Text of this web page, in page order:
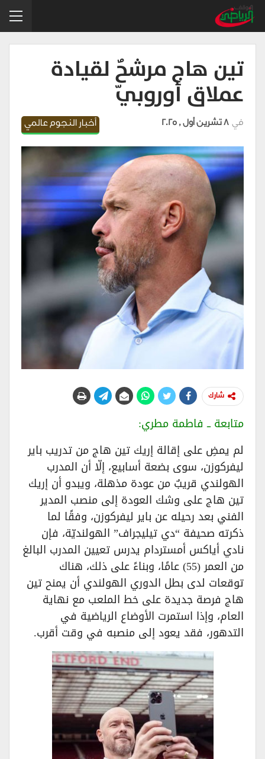
تين هاج مرشحٌ لقيادة
عملاق أوروبيّ
أخبار النجوم عالمي في 8 تشرين أول , 2025
شارك
متابعة ــ فاطمة مطري:
لم يمضِ على إقالة إريك تين هاج من تدريب باير
ليفركوزن، سوى بضعة أسابيع، إلّا أن المدرب
الهولندي قريبٌ من عودة مذهلة، ويبدو أن إريك
تين هاج على وشك العودة إلى منصب المدير
الفني بعد رحيله عن باير ليفركوزن، وفقًا لما
ذكرته صحيفة “دي تيليجراف” الهولنديّة، فإن
نادي أياكس أمستردام يدرس تعيين المدرب البالغ
من العمر (55) عامًا، وبناءً على ذلك، هناك
توقعات لدى بطل الدوري الهولندي أن يمنح تين
هاج فرصة جديدة على خط الملعب مع نهاية
العام، وإذا استمرت الأوضاع الرياضية في
التدهور، فقد يعود إلى منصبه في وقت أقرب.